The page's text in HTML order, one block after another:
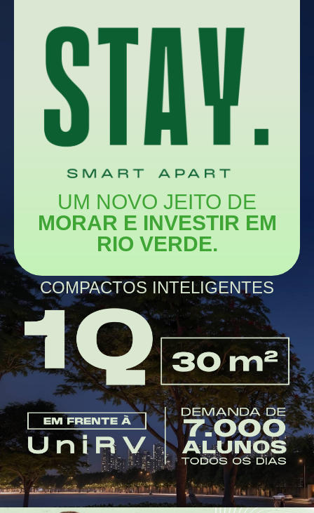
UM NOVO JEITO DE
MORAR E INVESTIR EM
RIO VERDE.
COMPACTOS INTELIGENTES